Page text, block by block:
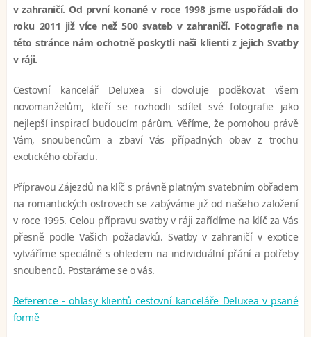
v zahraničí. Od první konané v roce 1998 jsme uspořádali do
roku 2011 již více než 500 svateb v zahraničí. Fotografie na
této stránce nám ochotně poskytli naši klienti z jejich Svatby
v ráji.
Cestovní kancelář Deluxea si dovoluje poděkovat všem
novomanželům, kteří se rozhodli sdílet své fotografie jako
nejlepší inspirací budoucím párům. Věříme, že pomohou právě
Vám, snoubencům a zbaví Vás případných obav z trochu
exotického obřadu.
Přípravou Zájezdů na klíč s právně platným svatebním obřadem
na romantických ostrovech se zabýváme již od našeho založení
v roce 1995. Celou přípravu svatby v ráji zařídíme na klíč za Vás
přesně podle Vašich požadavků. Svatby v zahraničí v exotice
vytváříme speciálně s ohledem na individuální přání a potřeby
snoubenců. Postaráme se o vás.
Reference - ohlasy klientů cestovní kanceláře Deluxea v psané
formě